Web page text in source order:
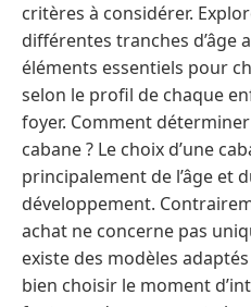
critères à considérer.
différentes tranches d’âge
éléments essentiels pour
selon le profil de chaque
foyer. Comment
cabane ? Le choix d’une
principalement de l’âge et
développement.
achat ne concerne pas
existe des modèles
bien choisir le moment